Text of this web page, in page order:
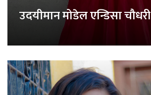
उदयीमान मोडेल एन्डिसा चौधरी